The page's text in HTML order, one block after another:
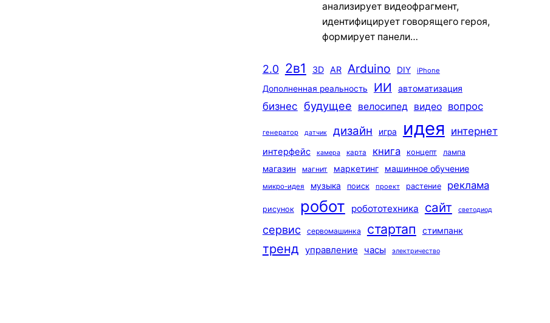
анализирует видеофрагмент,
идентифицирует говорящего героя,
формирует панели…
2.0 2в1 3D AR Arduino DIY iPhone
Дополненная реальность ИИ автоматизация
бизнес будущее велосипед видео вопрос
генератор датчик дизайн игра идея интернет
интерфейс камера карта книга концепт лампа
магазин магнит маркетинг машинное обучение
микро-идея музыка поиск проект растение реклама
рисунок робот робототехника сайт светодиод
сервис сервомашинка стартап стимпанк
тренд управление часы электричество